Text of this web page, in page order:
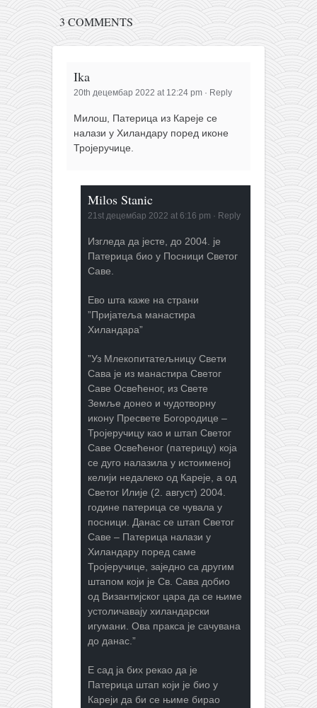
3 COMMENTS
Ika
20th децембар 2022 at 12:24 pm · Reply
Милош, Патерица из Кареје се
налази у Хиландару поред иконе
Тројеручице.
Milos Stanic
21st децембар 2022 at 6:16 pm · Reply
Изгледа да јесте, до 2004. је
Патерица био у Посници Светог
Саве.
Ево шта каже на страни
”Пријатеља манастира
Хиландара”
”Уз Млекопитатељницу Свети
Сава је из манастира Светог
Саве Освећеног, из Свете
Земље донео и чудотворну
икону Пресвете Богородице –
Тројеручицу као и штап Светог
Саве Освећеног (патерицу) која
се дуго налазила у истоименој
келији недалеко од Кареје, а од
Светог Илије (2. август) 2004.
године патерица се чувала у
посници. Данас се штап Светог
Саве – Патерица налази у
Хиландару поред саме
Тројеручице, заједно са другим
штапом који је Св. Сава добио
од Византијског цара да се њиме
устоличавају хиландарски
игумани. Ова пракса је сачувана
до данас.”
Е сад ја бих рекао да је
Патерица штап који је био у
Кареји да би се њиме бирао